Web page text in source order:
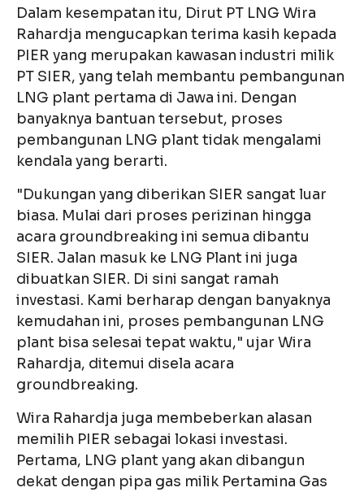
Dalam kesempatan itu, Dirut PT LNG Wira
Rahardja mengucapkan terima kasih kepada
PIER yang merupakan kawasan industri milik
PT SIER, yang telah membantu pembangunan
LNG plant pertama di Jawa ini. Dengan
banyaknya bantuan tersebut, proses
pembangunan LNG plant tidak mengalami
kendala yang berarti.
"Dukungan yang diberikan SIER sangat luar
biasa. Mulai dari proses perizinan hingga
acara groundbreaking ini semua dibantu
SIER. Jalan masuk ke LNG Plant ini juga
dibuatkan SIER. Di sini sangat ramah
investasi. Kami berharap dengan banyaknya
kemudahan ini, proses pembangunan LNG
plant bisa selesai tepat waktu," ujar Wira
Rahardja, ditemui disela acara
groundbreaking.
Wira Rahardja juga membeberkan alasan
memilih PIER sebagai lokasi investasi.
Pertama, LNG plant yang akan dibangun
dekat dengan pipa gas milik Pertamina Gas